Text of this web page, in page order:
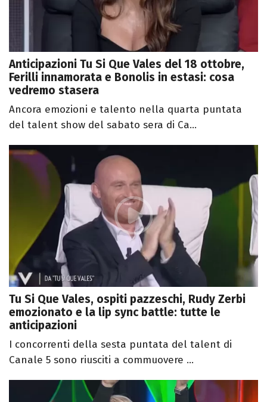
Anticipazioni Tu Si Que Vales del 18 ottobre,
Ferilli innamorata e Bonolis in estasi: cosa
vedremo stasera
Ancora emozioni e talento nella quarta puntata
del talent show del sabato sera di Ca...
Tu Si Que Vales, ospiti pazzeschi, Rudy Zerbi
emozionato e la lip sync battle: tutte le
anticipazioni
I concorrenti della sesta puntata del talent di
Canale 5 sono riusciti a commuovere ...